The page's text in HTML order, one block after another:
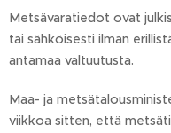
Metsävaratiedot ovat
tai sähköisesti ilman
antamaa valtuutusta.
Maa- ja
viikkoa sitten, että